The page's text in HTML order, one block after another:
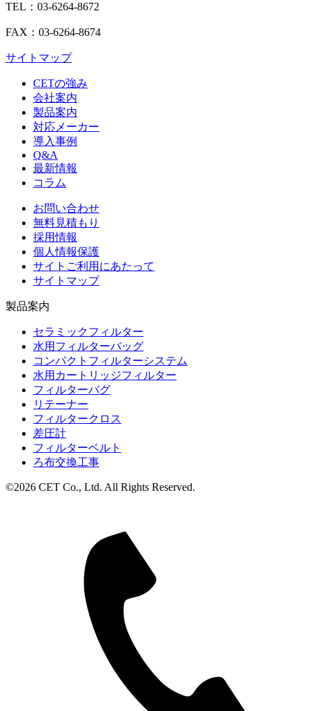
TEL：03-6264-8672
FAX：03-6264-8674
サイトマップ
CETの強み
会社案内
製品案内
対応メーカー
導入事例
Q&A
最新情報
コラム
お問い合わせ
無料見積もり
採用情報
個人情報保護
サイトご利用にあたって
サイトマップ
製品案内
セラミックフィルター
水用フィルターバッグ
コンパクトフィルターシステム
水用カートリッジフィルター
フィルターバグ
リテーナー
フィルタークロス
差圧計
フィルターベルト
ろ布交換工事
©2026 CET Co., Ltd. All Rights Reserved.